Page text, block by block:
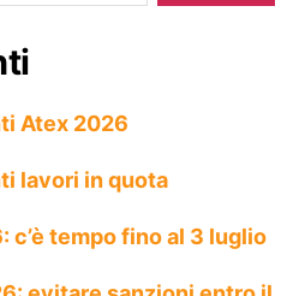
Atex 2026
lavori in quota
c’è tempo fino al 3 luglio